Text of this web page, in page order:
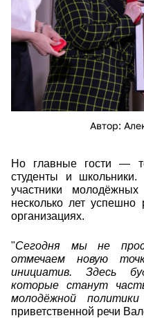
Автор:
Но главные гости —
студенты и
участники
несколько лет успешно
организациях.
"Сегодня мы не
отмечаем новую
инициатив. Здесь
которые станут
молодёжной политики
приветственной речи